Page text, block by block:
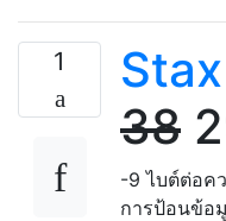
1 Stax
38
-9 ไบต์ต่อค
การป้อนข้อ